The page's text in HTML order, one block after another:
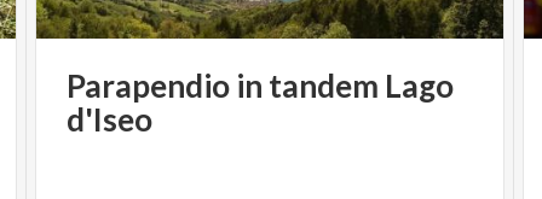
Parapendio in tandem Lago
d'Iseo